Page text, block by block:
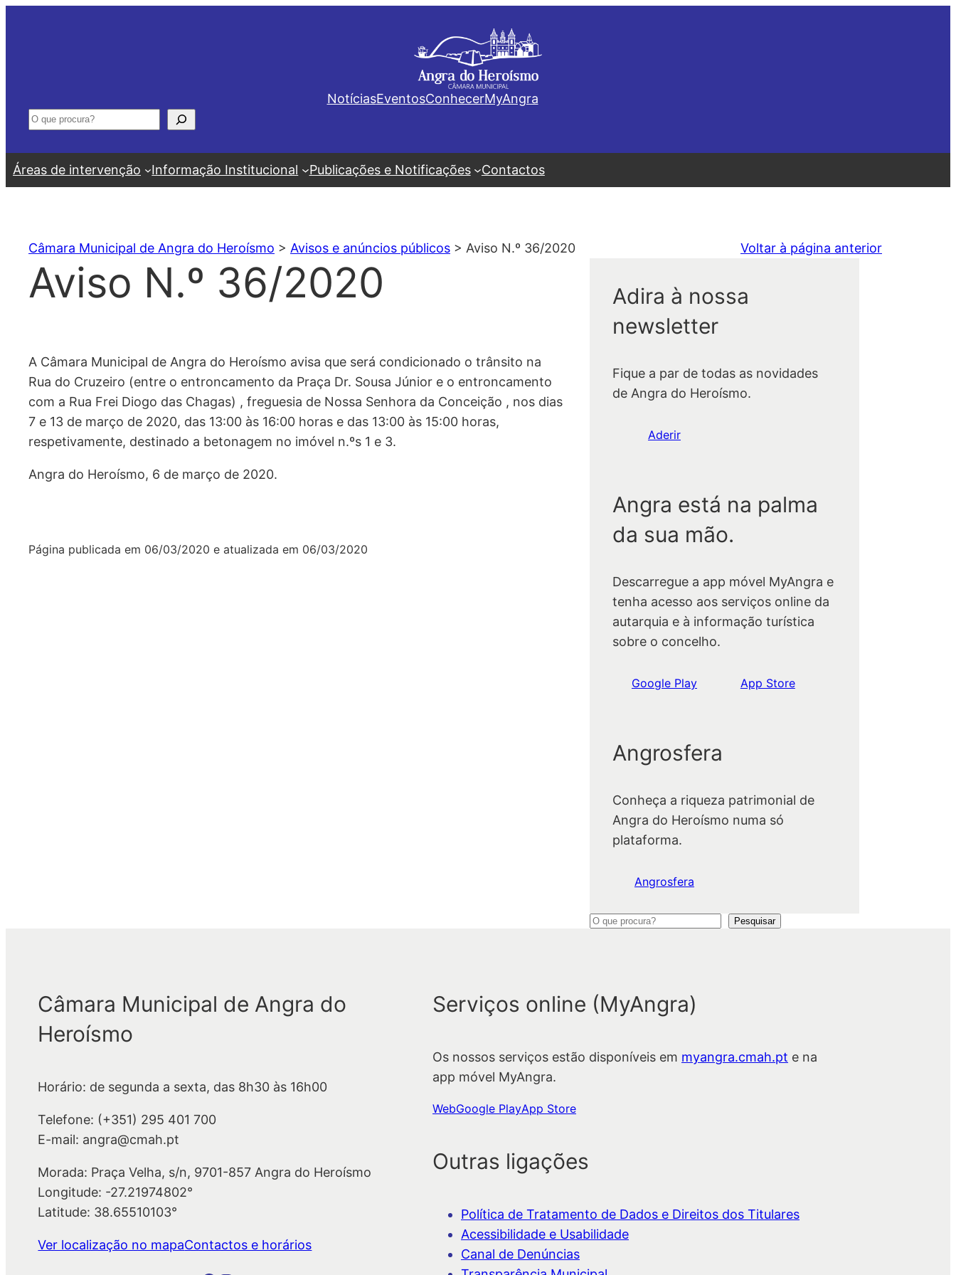
NotíciasEventosConhecerMyAngra
Pesquisar
Áreas de intervenção Informação Institucional Publicações e Notificações Contactos
Câmara Municipal de Angra do Heroísmo > Avisos e anúncios públicos > Aviso N.º 36/2020 Voltar à página anterior
Aviso N.º 36/2020
A Câmara Municipal de Angra do Heroísmo avisa que será condicionado o trânsito na
Rua do Cruzeiro (entre o entroncamento da Praça Dr. Sousa Júnior e o entroncamento
com a Rua Frei Diogo das Chagas) , freguesia de Nossa Senhora da Conceição , nos dias
7 e 13 de março de 2020, das 13:00 às 16:00 horas e das 13:00 às 15:00 horas,
respetivamente, destinado a betonagem no imóvel n.ºs 1 e 3.
Angra do Heroísmo, 6 de março de 2020.
Página publicada em 06/03/2020 e atualizada em 06/03/2020
Adira à nossa
newsletter
Fique a par de todas as novidades
de Angra do Heroísmo.
Aderir
Angra está na palma
da sua mão.
Descarregue a app móvel MyAngra e
tenha acesso aos serviços online da
autarquia e à informação turística
sobre o concelho.
Google Play App Store
Angrosfera
Conheça a riqueza patrimonial de
Angra do Heroísmo numa só
plataforma.
Angrosfera
P
u
a
Pesquisar
Câmara Municipal de Angra do
Heroísmo
Horário: de segunda a sexta, das 8h30 às 16h00
Telefone: (+351) 295 401 700
E-mail: angra@cmah.pt
Morada: Praça Velha, s/n, 9701-857 Angra do Heroísmo
Longitude: -27.21974802°
Latitude: 38.65510103°
Ver localização no mapaContactos e horários
Serviços online (MyAngra)
Os nossos serviços estão disponíveis em myangra.cmah.pt e na
app móvel MyAngra.
WebGoogle PlayApp Store
Outras ligações
Política de Tratamento de Dados e Direitos dos Titulares
Acessibilidade e Usabilidade
Canal de Denúncias